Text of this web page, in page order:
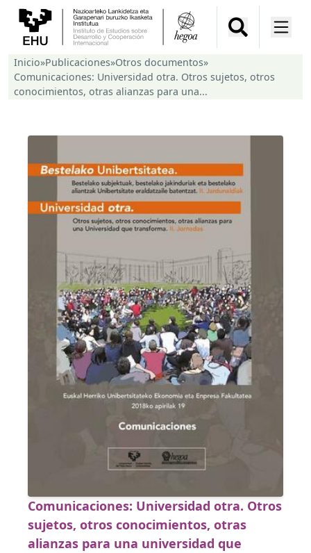
Inicio»Publicaciones»Otros documentos»
Comunicaciones: Universidad otra. Otros sujetos, otros
conocimientos, otras alianzas para una...
Comunicaciones: Universidad otra. Otros
sujetos, otros conocimientos, otras
alianzas para una universidad que